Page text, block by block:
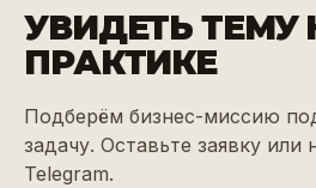
УВИДЕТЬ ТЕМУ
ПРАКТИКЕ
Подберём бизнес-миссию
задачу. Оставьте заявку или
Telegram.